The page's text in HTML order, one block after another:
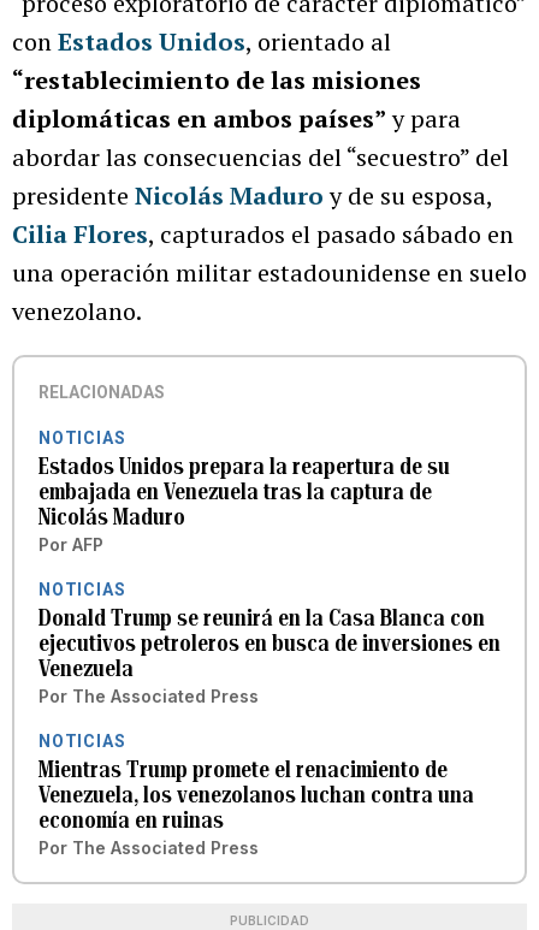
conEstados Unidos, orientado al
“restablecimiento de las misiones
diplomáticas en ambos países”y para
abordar las consecuencias del “secuestro” del
presidente Nicolás Maduroy de su esposa,
Cilia Flores, capturados el pasado sábado en
una operación militar estadounidense en suelo
venezolano.
RELACIONADAS
NOTICIAS
Estados Unidos prepara la reapertura de su
embajada en Venezuela tras la captura de
Nicolás Maduro
Por AFP
NOTICIAS
Donald Trump se reunirá en la Casa Blanca con
ejecutivos petroleros en busca de inversiones en
Venezuela
Por The Associated Press
NOTICIAS
Mientras Trump promete el renacimiento de
Venezuela, los venezolanos luchan contra una
economía en ruinas
Por The Associated Press
PUBLICIDAD